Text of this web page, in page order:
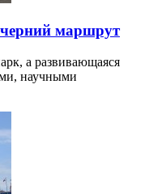
маршрут
а развивающаяся
научными